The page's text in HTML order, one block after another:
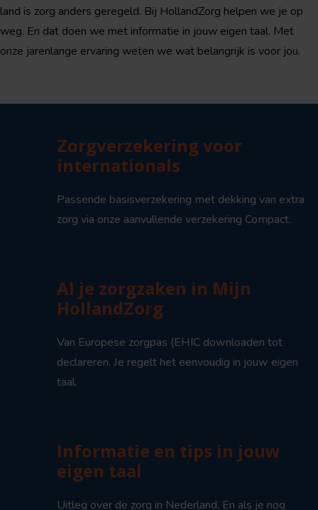
land is zorg anders geregeld. Bij HollandZorg helpen we je op
weg. En dat doen we met informatie in jouw eigen taal. Met
onze jarenlange ervaring weten we wat belangrijk is voor jou.
Zorgverzekering voor
internationals
Passende basisverzekering met dekking van extra
zorg via onze aanvullende verzekering Compact.
Al je zorgzaken in Mijn
HollandZorg
Van Europese zorgpas (EHIC downloaden tot
declareren. Je regelt het eenvoudig in jouw eigen
taal.
Informatie en tips in jouw
eigen taal
Uitleg over de zorg in Nederland. En als je nog